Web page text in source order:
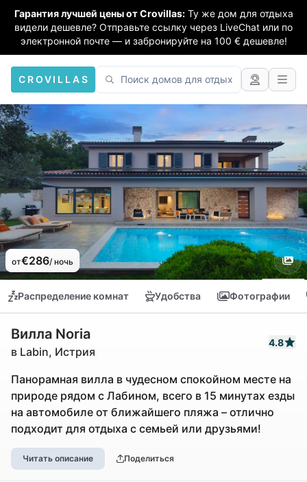
Гарантия лучшей цены от Crovillas: Ту же дом для отдыха
видели дешевле? Отправьте ссылку через LiveChat или по
электронной почте — и забронируйте на 100 € дешевле!
CROVILLAS
от€286/ ночь
Распределение комнат Удобства Фотографии
Вилла Noria
в Labin, Истрия
4.8
Панорамная вилла в чудесном спокойном месте на
природе рядом с Лабином, всего в 15 минутах езды
на автомобиле от ближайшего пляжа – отлично
подходит для отдыха с семьей или друзьями!
Читать описание Поделиться